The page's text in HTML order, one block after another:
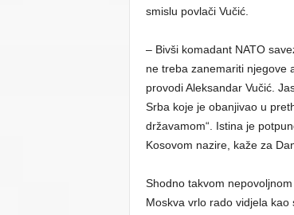
smislu povlači Vučić.
– Bivši komadant NATO
ne treba zanemariti njegove
provodi Aleksandar Vučić.
Srba koje je obanjivao u
državamom“. Istina je
Kosovom nazire, kaže za
Shodno takvom
Moskva vrlo rado vidjela